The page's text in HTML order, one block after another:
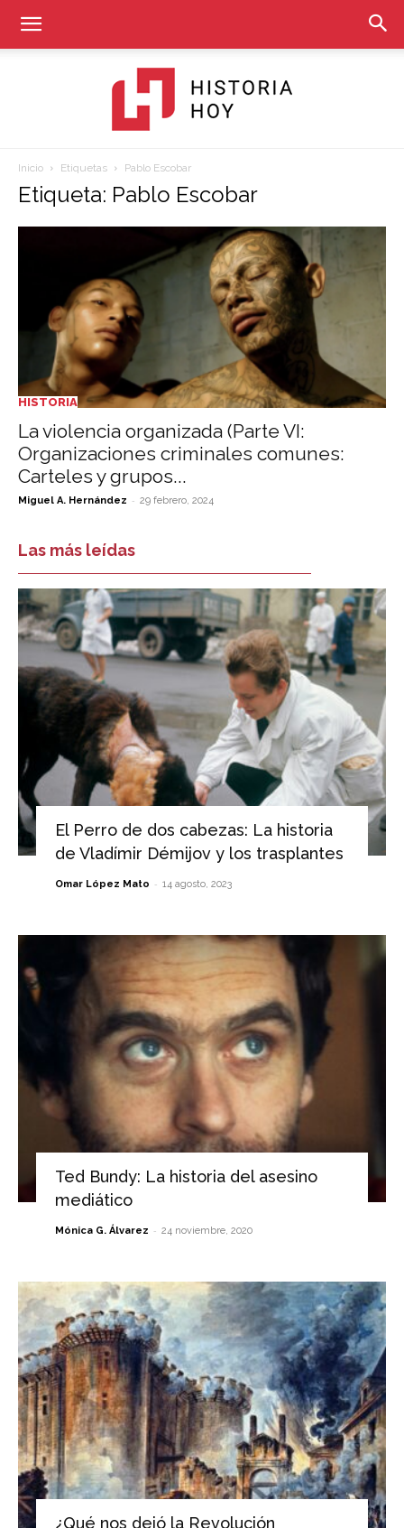
Hoy
Inicio Etiquetas Pablo Escobar
Etiqueta: Pablo Escobar
HISTORIA
La violencia organizada (Parte VI:
Organizaciones criminales comunes:
Carteles y grupos...
Miguel A. Hernández - 29 febrero, 2024
Las más leídas
El Perro de dos cabezas: La historia
de Vladímir Démijov y los trasplantes
Omar López Mato - 14 agosto, 2023
Ted Bundy: La historia del asesino
mediático
Mónica G. Álvarez - 24 noviembre, 2020
¿Qué nos dejó la Revolución